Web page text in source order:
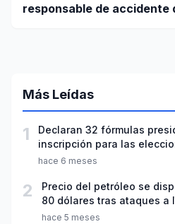
responsable de
Más Leídas
1
Declaran 32 fórmulas
inscripción para las
hace 6 meses
2
Precio del petróleo se
80 dólares tras ataques a
hace 5 meses